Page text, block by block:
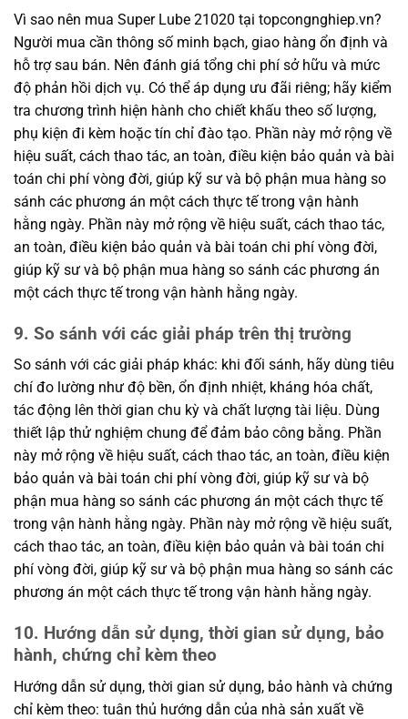
Vì sao nên mua Super Lube 21020 tại topcongnghiep.vn?
Người mua cần thông số minh bạch, giao hàng ổn định và
hỗ trợ sau bán. Nên đánh giá tổng chi phí sở hữu và mức
độ phản hồi dịch vụ. Có thể áp dụng ưu đãi riêng; hãy kiểm
tra chương trình hiện hành cho chiết khấu theo số lượng,
phụ kiện đi kèm hoặc tín chỉ đào tạo. Phần này mở rộng về
hiệu suất, cách thao tác, an toàn, điều kiện bảo quản và bài
toán chi phí vòng đời, giúp kỹ sư và bộ phận mua hàng so
sánh các phương án một cách thực tế trong vận hành
hằng ngày. Phần này mở rộng về hiệu suất, cách thao tác,
an toàn, điều kiện bảo quản và bài toán chi phí vòng đời,
giúp kỹ sư và bộ phận mua hàng so sánh các phương án
một cách thực tế trong vận hành hằng ngày.
9. So sánh với các giải pháp trên thị trường
So sánh với các giải pháp khác: khi đối sánh, hãy dùng tiêu
chí đo lường như độ bền, ổn định nhiệt, kháng hóa chất,
tác động lên thời gian chu kỳ và chất lượng tài liệu. Dùng
thiết lập thử nghiệm chung để đảm bảo công bằng. Phần
này mở rộng về hiệu suất, cách thao tác, an toàn, điều kiện
bảo quản và bài toán chi phí vòng đời, giúp kỹ sư và bộ
phận mua hàng so sánh các phương án một cách thực tế
trong vận hành hằng ngày. Phần này mở rộng về hiệu suất,
cách thao tác, an toàn, điều kiện bảo quản và bài toán chi
phí vòng đời, giúp kỹ sư và bộ phận mua hàng so sánh các
phương án một cách thực tế trong vận hành hằng ngày.
10. Hướng dẫn sử dụng, thời gian sử dụng, bảo
hành, chứng chỉ kèm theo
Hướng dẫn sử dụng, thời gian sử dụng, bảo hành và chứng
chỉ kèm theo: tuân thủ hướng dẫn của nhà sản xuất về